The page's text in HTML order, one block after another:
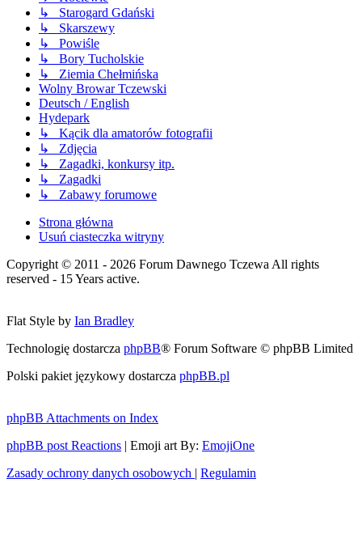
↳ Starogard Gdański
↳ Skarszewy
↳ Powiśle
↳ Bory Tucholskie
↳ Ziemia Chełmińska
Wolny Browar Tczewski
Deutsch / English
Hydepark
↳ Kącik dla amatorów fotografii
↳ Zdjęcia
↳ Zagadki, konkursy itp.
↳ Zagadki
↳ Zabawy forumowe
Strona główna
Usuń ciasteczka witryny
Copyright © 2011 - 2026 Forum Dawnego Tczewa All rights
reserved - 15 Years active.
Flat Style by Ian Bradley
Technologię dostarcza phpBB® Forum Software © phpBB Limited
Polski pakiet językowy dostarcza phpBB.pl
phpBB Attachments on Index
phpBB post Reactions | Emoji art By: EmojiOne
Zasady ochrony danych osobowych | Regulamin